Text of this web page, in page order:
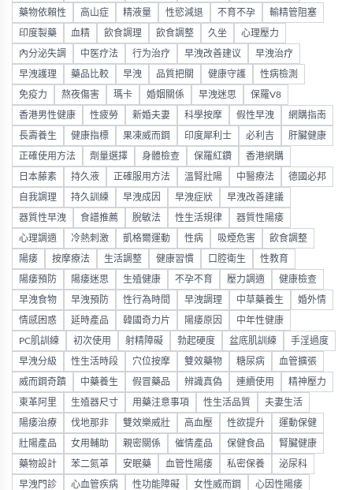
藥物依賴性 高山症 精液量 性慾減退 不育不孕 輸精管阻塞
印度製藥 血精 飲食調理 飲食調整 久坐 心理壓力
內分泌失調 中医疗法 行为治疗 早洩改善建议 早洩治疗
早洩護理 藥品比較 早洩 品質把關 健康守護 性病檢測
免疫力 熬夜傷害 瑪卡 婚姻關係 早洩迷思 保羅V8
香港男性健康 性疲勞 新婚夫妻 科學按摩 假性早洩 網購指南
長壽養生 健康指標 果凍威而鋼 印度犀利士 必利吉 肝臟健康
正確使用方法 劑量選擇 身體檢查 保羅紅鑽 香港網購
日本藤素 持久液 正確服用方法 溫腎壯陽 中醫療法 德國必邦
自我調理 持久訓練 早洩成因 早洩症狀 早洩改善建議
器質性早洩 食譜推薦 脫敏法 性生活規律 器質性陽痿
心理調適 冷熱刺激 凱格爾運動 性病 吸煙危害 飲食調整
陽痿 按摩療法 生活調整 健康習慣 口腔衛生 性教育
陽痿預防 陽痿迷思 生殖健康 不孕不育 壓力調適 健康檢查
早洩食物 早洩預防 性行為時間 早洩調理 中草藥養生 婚外情
情感困惑 延時產品 韓國奇力片 陽痿原因 中年性健康
PC肌訓練 初次使用 射精障礙 勃起硬度 盆底肌訓練 手淫過度
早洩分級 性生活時段 穴位按摩 雙效藥物 糖尿病 血管擴張
威而鋼奇蹟 中藥養生 假冒藥品 辨識真偽 連續使用 精神壓力
東革阿里 生殖器尺寸 用藥注意事項 性生活品質 夫妻生活
陽痿治療 伐地那非 雙效樂威壯 高血壓 性欲提升 運動保健
壯陽產品 女用輔助 親密關係 催情產品 保健食品 腎臟健康
藥物設計 苯二氮䓬 安眠藥 血管性陽痿 私密保養 泌尿科
早洩門診 心血管疾病 性功能障礙 女性威而鋼 心因性陽痿